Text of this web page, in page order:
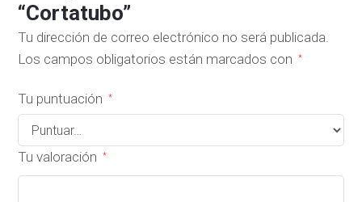
“Cortatubo”
Tu dirección de correo electrónico no será publicada.
Los campos obligatorios están marcados con
*
Tu puntuación *
Tu valoración *